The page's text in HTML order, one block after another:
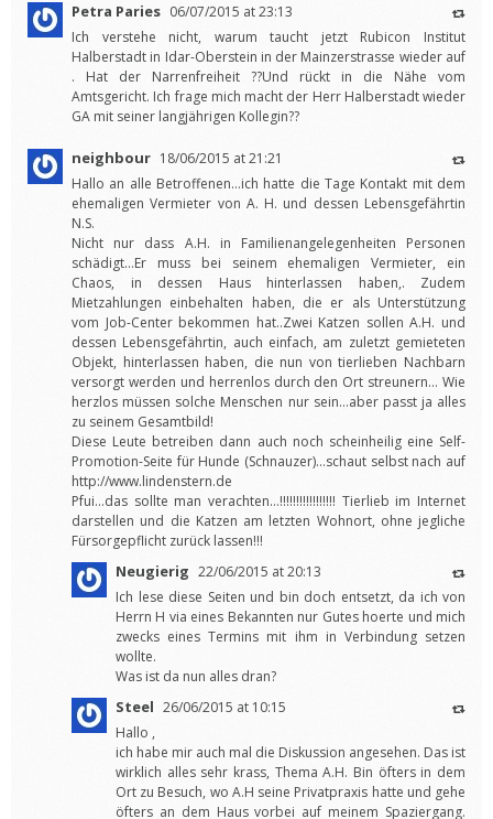
Petra Paries 06/07/2015 at 23:13
Ich verstehe nicht, warum taucht jetzt Rubicon Institut
Halberstadt in Idar-Oberstein in der Mainzerstrasse wieder auf
. Hat der Narrenfreiheit ??Und rückt in die Nähe vom
Amtsgericht. Ich frage mich macht der Herr Halberstadt wieder
GA mit seiner langjährigen Kollegin??
neighbour 18/06/2015 at 21:21
Hallo an alle Betroffenen…ich hatte die Tage Kontakt mit dem
ehemaligen Vermieter von A. H. und dessen Lebensgefährtin
N.S.
Nicht nur dass A.H. in Familienangelegenheiten Personen
schädigt…Er muss bei seinem ehemaligen Vermieter, ein
Chaos, in dessen Haus hinterlassen haben,. Zudem
Mietzahlungen einbehalten haben, die er als Unterstützung
vom Job-Center bekommen hat..Zwei Katzen sollen A.H. und
dessen Lebensgefährtin, auch einfach, am zuletzt gemieteten
Objekt, hinterlassen haben, die nun von tierlieben Nachbarn
versorgt werden und herrenlos durch den Ort streunern… Wie
herzlos müssen solche Menschen nur sein…aber passt ja alles
zu seinem Gesamtbild!
Diese Leute betreiben dann auch noch scheinheilig eine Self-
Promotion-Seite für Hunde (Schnauzer)…schaut selbst nach auf
http://www.lindenstern.de
Pfui…das sollte man verachten…!!!!!!!!!!!!!!!!! Tierlieb im Internet
darstellen und die Katzen am letzten Wohnort, ohne jegliche
Fürsorgepflicht zurück lassen!!!
Neugierig 22/06/2015 at 20:13
Ich lese diese Seiten und bin doch entsetzt, da ich von
Herrn H via eines Bekannten nur Gutes hoerte und mich
zwecks eines Termins mit ihm in Verbindung setzen
wollte.
Was ist da nun alles dran?
Steel 26/06/2015 at 10:15
Hallo ,
ich habe mir auch mal die Diskussion angesehen. Das ist
wirklich alles sehr krass, Thema A.H. Bin öfters in dem
Ort zu Besuch, wo A.H seine Privatpraxis hatte und gehe
öfters an dem Haus vorbei auf meinem Spaziergang.